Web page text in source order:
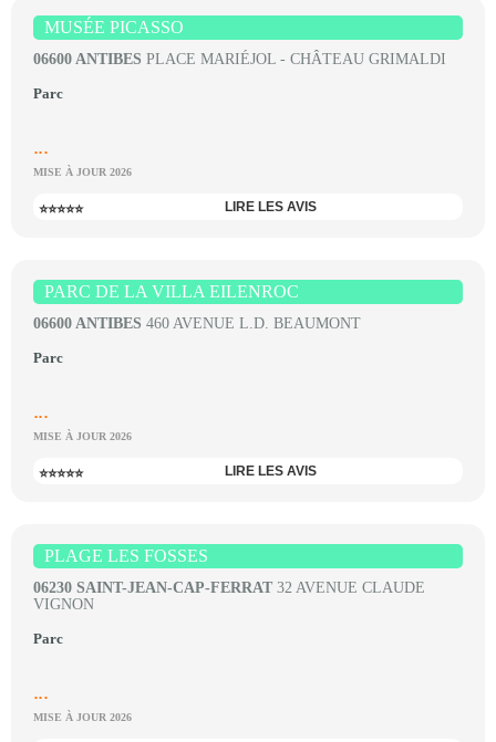
MUSÉE PICASSO
06600 ANTIBES PLACE MARIÉJOL - CHÂTEAU GRIMALDI
Parc
...
MISE À JOUR 2026
⭐⭐⭐⭐⭐ LIRE LES AVIS
PARC DE LA VILLA EILENROC
06600 ANTIBES 460 AVENUE L.D. BEAUMONT
Parc
...
MISE À JOUR 2026
⭐⭐⭐⭐⭐ LIRE LES AVIS
PLAGE LES FOSSES
06230 SAINT-JEAN-CAP-FERRAT 32 AVENUE CLAUDE
VIGNON
Parc
...
MISE À JOUR 2026